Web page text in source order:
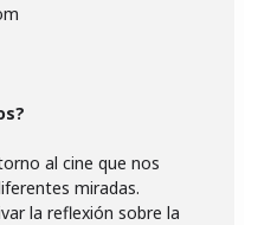
al cine que nos
miradas.
la reflexión sobre la